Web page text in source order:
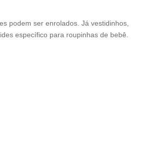
podem ser enrolados. Já vestidinhos,
específico para roupinhas de bebê.